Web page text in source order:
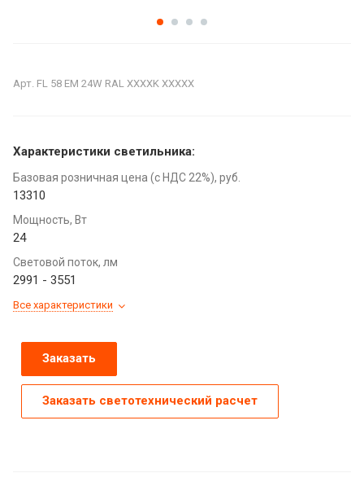
Арт. FL 58 EM 24W RAL XXXXK XXXXX
Характеристики светильника:
Базовая розничная цена (с НДС 22%), руб.
13310
Мощность, Вт
24
Световой поток, лм
2991 - 3551
Все характеристики
Заказать
Заказать светотехнический расчет